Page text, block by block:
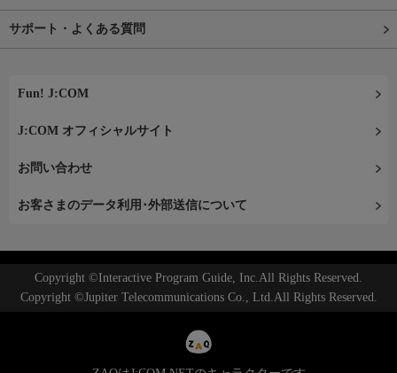
サポート・よくある質問
Fun! J:COM
J:COM オフィシャルサイト
お問い合わせ
お客さまのデータ利用･外部送信について
Copyright ©Interactive Program Guide, Inc.All Rights Reserved.
Copyright ©Jupiter Telecommunications Co., Ltd.All Rights Reserved.